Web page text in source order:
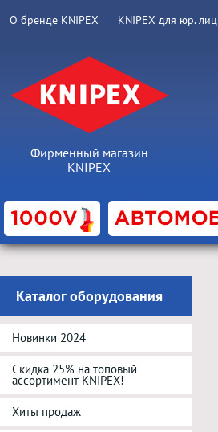
О бренде KNIPEX KNIPEX для юр. лиц
Фирменный магазин
KNIPEX
Каталог оборудования
Новинки 2024
Скидка 25% на топовый
ассортимент KNIPEX!
Хиты продаж